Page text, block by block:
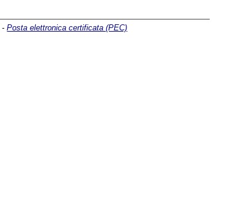
-Posta elettronica certificata (PEC)